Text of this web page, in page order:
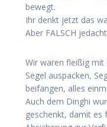
bewegt.
Ihr denkt jetzt das
Aber FALSCH
Wir waren fleißig mit
Segel auspacken,
beifangen, alles
Auch dem Dinghi
geschenkt, damit es